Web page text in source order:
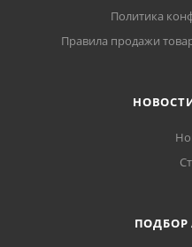
Политика
Правила продажи
ПОДБОР